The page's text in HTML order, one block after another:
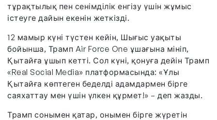
тұрақтылық пен сенімділік енгізу үшін жұмыс
істеуге дайын екенін жеткізді.
12 мамыр күні түстен кейін, Шығыс уақыты
бойынша, Трамп Air Force One ұшағына мініп,
Қытайға ұшып кетті. Сол күні, қонуға дейін Трамп
«Real Social Media» платформасында: «Ұлы
Қытайға көптеген беделді адамдармен бірге
саяхаттау мен үшін үлкен құрмет!» – деп жазды.
Трамп сонымен қатар, онымен бірге жүретін